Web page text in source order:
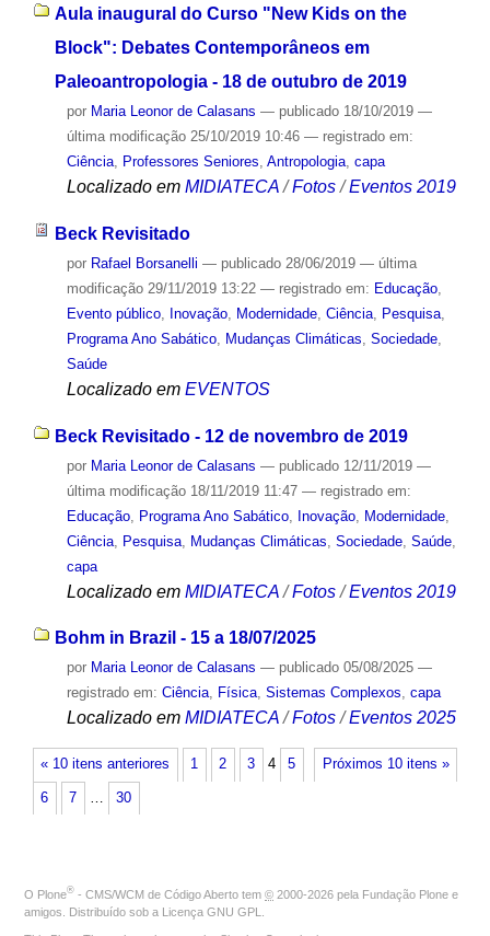
Aula inaugural do Curso "New Kids on the
Block": Debates Contemporâneos em
Paleoantropologia - 18 de outubro de 2019
por Maria Leonor de Calasans — publicado18/10/2019 —
última modificação25/10/2019 10:46 — registrado em:
Ciência, Professores Seniores, Antropologia, capa
Localizado em MIDIATECA /Fotos /Eventos 2019
Beck Revisitado
por Rafael Borsanelli — publicado28/06/2019 — última
modificação29/11/2019 13:22 — registrado em: Educação,
Evento público, Inovação, Modernidade, Ciência, Pesquisa,
Programa Ano Sabático, Mudanças Climáticas Sociedade,
Saúde
Localizado em EVENTOS
Beck Revisitado - 12 de novembro de 2019
por Maria Leonor de Calasans — publicado12/11/2019 —
última modificação18/11/2019 11:47 — registrado em:
Educação, Programa Ano Sabático, Inovação, Modernidade,
Ciência, Pesquisa, Mudanças Climáticas Sociedade, Saúde,
capa
Localizado em MIDIATECA /Fotos /Eventos 2019
Bohm in Brazil - 15 a 18/07/2025
por Maria Leonor de Calasans — publicado05/08/2025 —
registrado em: Ciência, Física, Sistemas Complexos, capa
Localizado em MIDIATECA /Fotos /Eventos 2025
« 10 itens anteriores Próximos 10 itens »
1 2 3 4 5
6 7 … 30
O Plone® - CMS/WCM de Código Aberto tem © 2000-2026 pela Fundação Plone e
amigos. Distribuído sob a Licença GNU GPL